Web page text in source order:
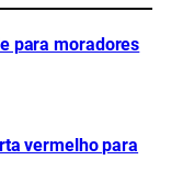
para moradores
vermelho para